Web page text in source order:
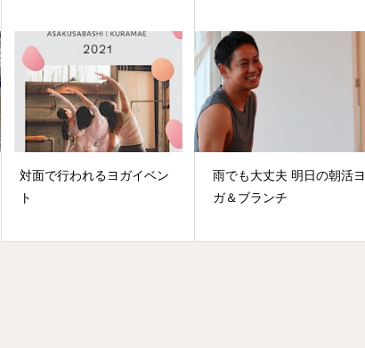
対面で行われるヨガイベン
ト
雨でも大丈夫 明日の朝活ヨ
ガ＆ブランチ